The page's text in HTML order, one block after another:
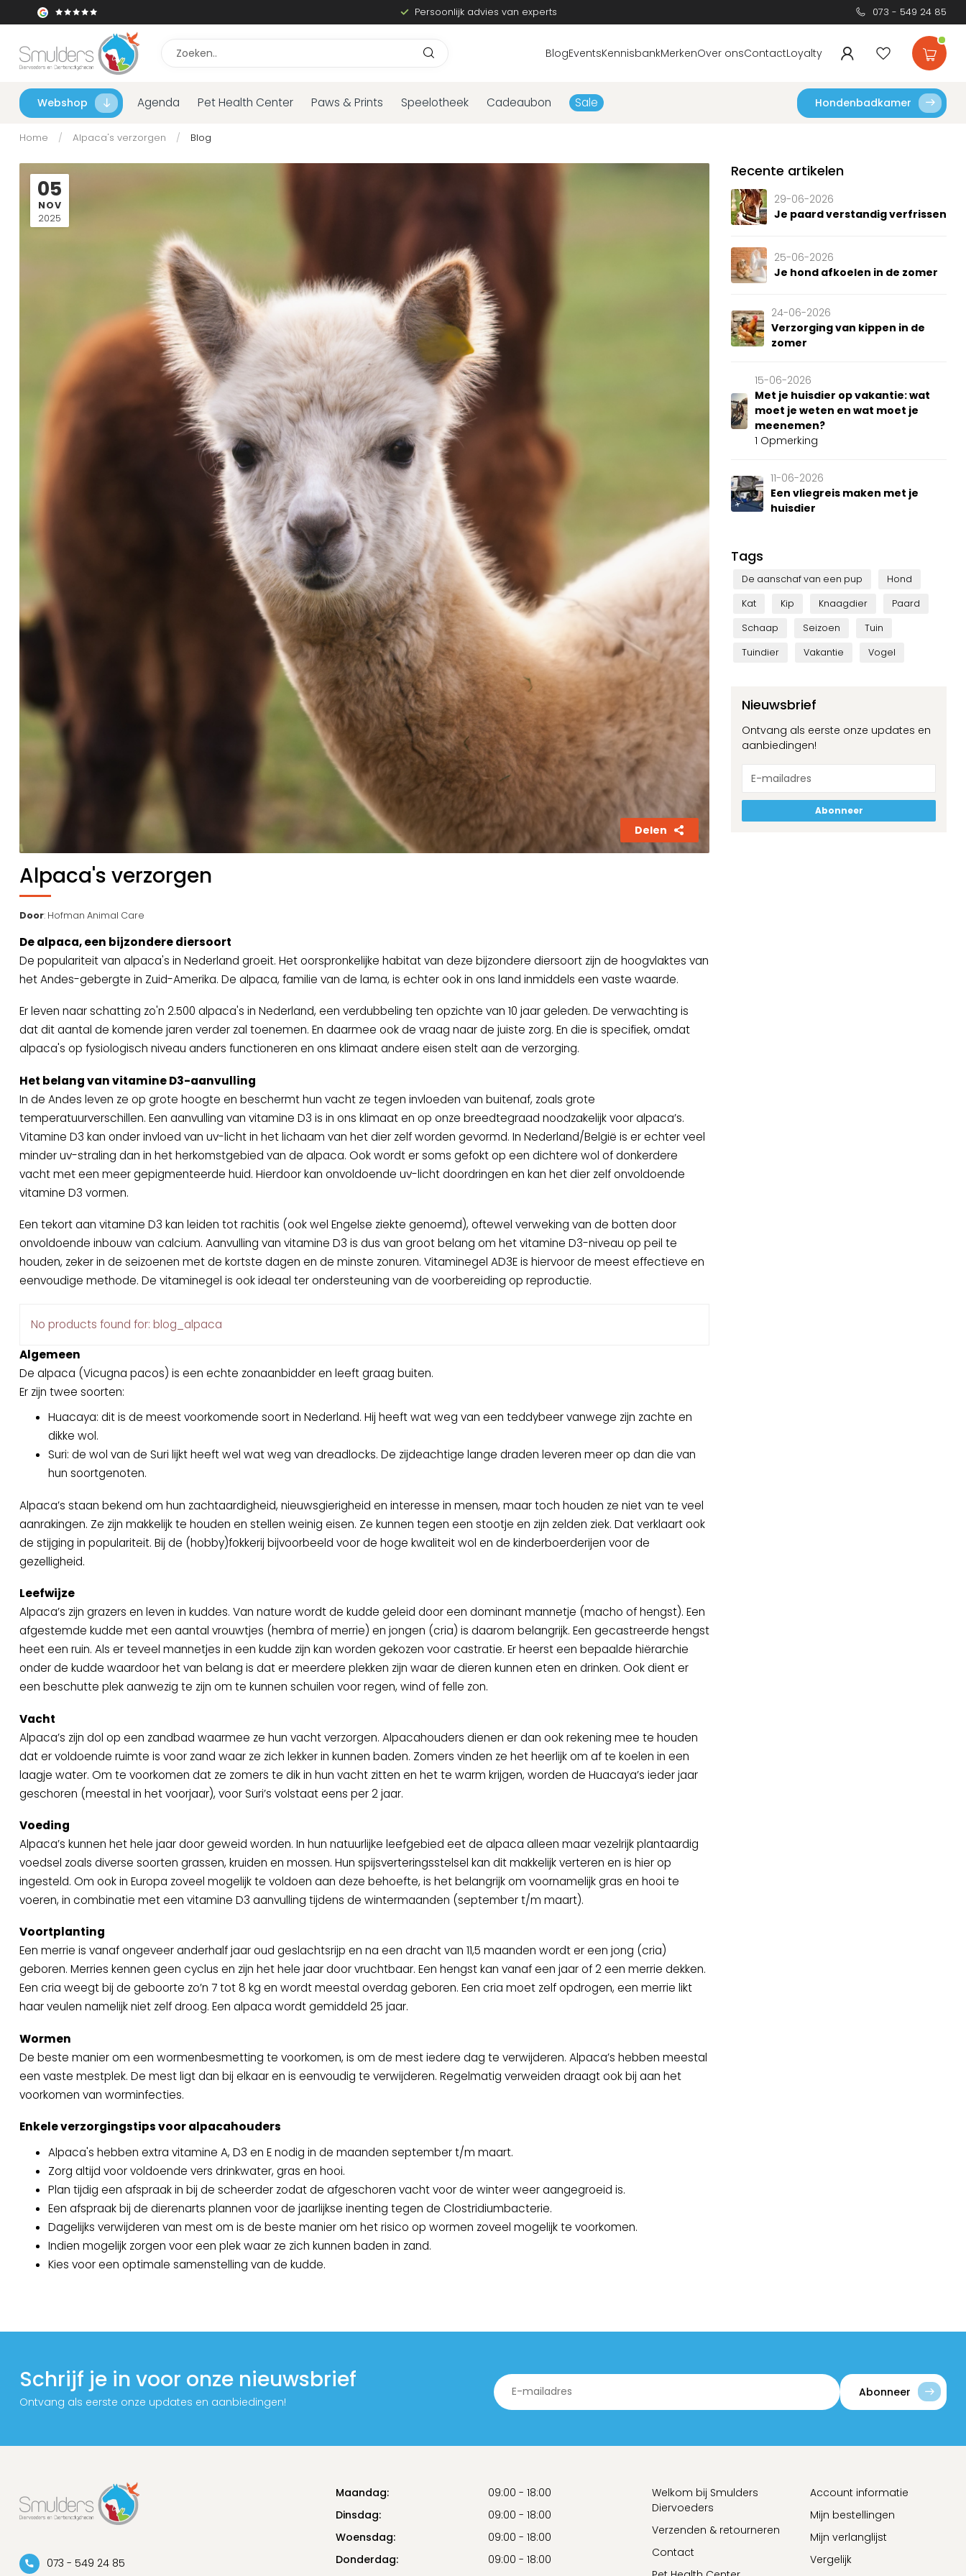
Persoonlijk advies van experts 073 - 549 24 85
BlogEventsKennisbankMerkenOver onsContactLoyalty
Webshop Agenda Pet Health Center Paws & Prints Speelotheek Cadeaubon Sale Hondenbadkamer
Home / Alpaca's verzorgen / Blog
05
NOV
2025
Delen
Alpaca's verzorgen
Door: Hofman Animal Care
De alpaca, een bijzondere diersoort
De populariteit van alpaca's in Nederland groeit. Het oorspronkelijke habitat van deze bijzondere diersoort zijn de hoogvlaktes van
het Andes-gebergte in Zuid-Amerika. De alpaca, familie van de lama, is echter ook in ons land inmiddels een vaste waarde.
Er leven naar schatting zo'n 2.500 alpaca's in Nederland, een verdubbeling ten opzichte van 10 jaar geleden. De verwachting is
dat dit aantal de komende jaren verder zal toenemen. En daarmee ook de vraag naar de juiste zorg. En die is specifiek, omdat
alpaca's op fysiologisch niveau anders functioneren en ons klimaat andere eisen stelt aan de verzorging.
Het belang van vitamine D3-aanvulling
In de Andes leven ze op grote hoogte en beschermt hun vacht ze tegen invloeden van buitenaf, zoals grote
temperatuurverschillen. Een aanvulling van vitamine D3 is in ons klimaat en op onze breedtegraad noodzakelijk voor alpaca’s.
Vitamine D3 kan onder invloed van uv-licht in het lichaam van het dier zelf worden gevormd. In Nederland/België is er echter veel
minder uv-straling dan in het herkomstgebied van de alpaca. Ook wordt er soms gefokt op een dichtere wol of donkerdere
vacht met een meer gepigmenteerde huid. Hierdoor kan onvoldoende uv-licht doordringen en kan het dier zelf onvoldoende
vitamine D3 vormen.
Een tekort aan vitamine D3 kan leiden tot rachitis (ook wel Engelse ziekte genoemd), oftewel verweking van de botten door
onvoldoende inbouw van calcium. Aanvulling van vitamine D3 is dus van groot belang om het vitamine D3-niveau op peil te
houden, zeker in de seizoenen met de kortste dagen en de minste zonuren. Vitaminegel AD3E is hiervoor de meest effectieve en
eenvoudige methode. De vitaminegel is ook ideaal ter ondersteuning van de voorbereiding op reproductie.
No products found for: blog_alpaca
Algemeen
De alpaca (Vicugna pacos) is een echte zonaanbidder en leeft graag buiten.
Er zijn twee soorten:
Huacaya: dit is de meest voorkomende soort in Nederland. Hij heeft wat weg van een teddybeer vanwege zijn zachte en
dikke wol.
Suri: de wol van de Suri lijkt heeft wel wat weg van dreadlocks. De zijdeachtige lange draden leveren meer op dan die van
hun soortgenoten.
Alpaca’s staan bekend om hun zachtaardigheid, nieuwsgierigheid en interesse in mensen, maar toch houden ze niet van te veel
aanrakingen. Ze zijn makkelijk te houden en stellen weinig eisen. Ze kunnen tegen een stootje en zijn zelden ziek. Dat verklaart ook
de stijging in populariteit. Bij de (hobby)fokkerij bijvoorbeeld voor de hoge kwaliteit wol en de kinderboerderijen voor de
gezelligheid.
Leefwijze
Alpaca’s zijn grazers en leven in kuddes. Van nature wordt de kudde geleid door een dominant mannetje (macho of hengst). Een
afgestemde kudde met een aantal vrouwtjes (hembra of merrie) en jongen (cria) is daarom belangrijk. Een gecastreerde hengst
heet een ruin. Als er teveel mannetjes in een kudde zijn kan worden gekozen voor castratie. Er heerst een bepaalde hiërarchie
onder de kudde waardoor het van belang is dat er meerdere plekken zijn waar de dieren kunnen eten en drinken. Ook dient er
een beschutte plek aanwezig te zijn om te kunnen schuilen voor regen, wind of felle zon.
Vacht
Alpaca’s zijn dol op een zandbad waarmee ze hun vacht verzorgen. Alpacahouders dienen er dan ook rekening mee te houden
dat er voldoende ruimte is voor zand waar ze zich lekker in kunnen baden. Zomers vinden ze het heerlijk om af te koelen in een
laagje water. Om te voorkomen dat ze zomers te dik in hun vacht zitten en het te warm krijgen, worden de Huacaya’s ieder jaar
geschoren (meestal in het voorjaar), voor Suri’s volstaat eens per 2 jaar.
Voeding
Alpaca’s kunnen het hele jaar door geweid worden. In hun natuurlijke leefgebied eet de alpaca alleen maar vezelrijk plantaardig
voedsel zoals diverse soorten grassen, kruiden en mossen. Hun spijsverteringsstelsel kan dit makkelijk verteren en is hier op
ingesteld. Om ook in Europa zoveel mogelijk te voldoen aan deze behoefte, is het belangrijk om voornamelijk gras en hooi te
voeren, in combinatie met een vitamine D3 aanvulling tijdens de wintermaanden (september t/m maart).
Voortplanting
Een merrie is vanaf ongeveer anderhalf jaar oud geslachtsrijp en na een dracht van 11,5 maanden wordt er een jong (cria)
geboren. Merries kennen geen cyclus en zijn het hele jaar door vruchtbaar. Een hengst kan vanaf een jaar of 2 een merrie dekken.
Een cria weegt bij de geboorte zo’n 7 tot 8 kg en wordt meestal overdag geboren. Een cria moet zelf opdrogen, een merrie likt
haar veulen namelijk niet zelf droog. Een alpaca wordt gemiddeld 25 jaar.
Wormen
De beste manier om een wormenbesmetting te voorkomen, is om de mest iedere dag te verwijderen. Alpaca’s hebben meestal
een vaste mestplek. De mest ligt dan bij elkaar en is eenvoudig te verwijderen. Regelmatig verweiden draagt ook bij aan het
voorkomen van worminfecties.
Enkele verzorgingstips voor alpacahouders
Alpaca's hebben extra vitamine A, D3 en E nodig in de maanden september t/m maart.
Zorg altijd voor voldoende vers drinkwater, gras en hooi.
Plan tijdig een afspraak in bij de scheerder zodat de afgeschoren vacht voor de winter weer aangegroeid is.
Een afspraak bij de dierenarts plannen voor de jaarlijkse inenting tegen de Clostridiumbacterie.
Dagelijks verwijderen van mest om is de beste manier om het risico op wormen zoveel mogelijk te voorkomen.
Indien mogelijk zorgen voor een plek waar ze zich kunnen baden in zand.
Kies voor een optimale samenstelling van de kudde.
Recente artikelen
29-06-2026
Je paard verstandig verfrissen
25-06-2026
Je hond afkoelen in de zomer
24-06-2026
Verzorging van kippen in de
zomer
15-06-2026
Met je huisdier op vakantie: wat
moet je weten en wat moet je
meenemen?
1 Opmerking
11-06-2026
Een vliegreis maken met je
huisdier
Tags
De aanschaf van een pup
Hond
Kat
Kip Knaagdier
Paard
Schaap
Seizoen
Tuin
Tuindier
Vakantie Vogel
Nieuwsbrief
Ontvang als eerste onze updates en
aanbiedingen!
Abonneer
Schrijf je in voor onze nieuwsbrief
Ontvang als eerste onze updates en aanbiedingen!
Abonneer
073 - 549 24 85
Maandag:
09:00 - 18:00
Dinsdag:
09:00 - 18:00
Woensdag:
09:00 - 18:00
Donderdag:
09:00 - 18:00
Welkom bij Smulders
Diervoeders
Verzenden & retourneren
Contact
Account informatie
Mijn bestellingen
Mijn verlanglijst
Vergelijk